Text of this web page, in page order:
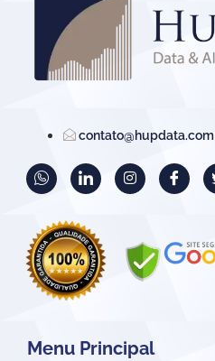
contato@hupdata.com
Menu Principal